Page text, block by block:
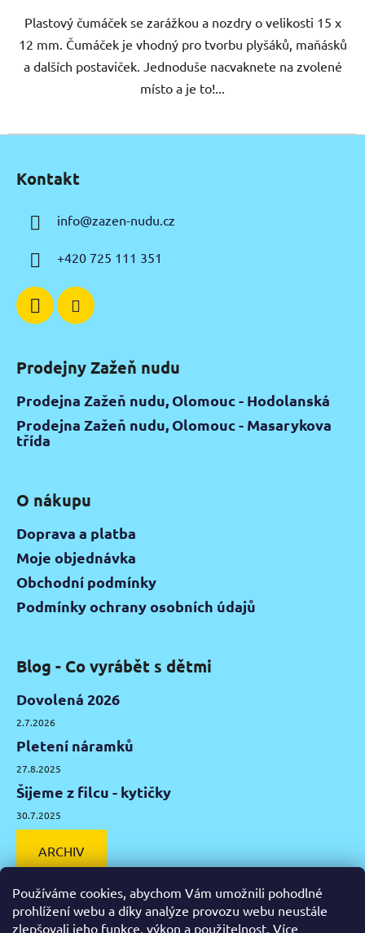
Používáme cookies, abychom Vám umožnili pohodlné
prohlížení webu a díky analýze provozu webu neustále
zlepšovali jeho funkce, výkon a použitelnost. Více
Plastový čumáček se zarážkou a nozdry o velikosti 15 x
12 mm. Čumáček je vhodný pro tvorbu plyšáků, maňásků
a dalších postaviček. Jednoduše nacvaknete na zvolené
místo a je to!...
Kontakt
info@zazen-nudu.cz
+420 725 111 351
Prodejny Zažeň nudu
Prodejna Zažeň nudu, Olomouc - Hodolanská
Prodejna Zažeň nudu, Olomouc - Masarykova
třída
O nákupu
Doprava a platba
Moje objednávka
Obchodní podmínky
Podmínky ochrany osobních údajů
Blog - Co vyrábět s dětmi
Dovolená 2026
2.7.2026
Pletení náramků
27.8.2025
Šijeme z filcu - kytičky
30.7.2025
ARCHIV